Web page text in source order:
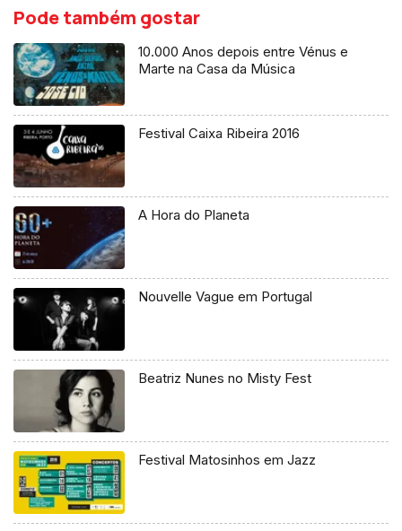
Pode também gostar
10.000 Anos depois entre Vénus e
Marte na Casa da Música
Festival Caixa Ribeira 2016
A Hora do Planeta
Nouvelle Vague em Portugal
Beatriz Nunes no Misty Fest
Festival Matosinhos em Jazz